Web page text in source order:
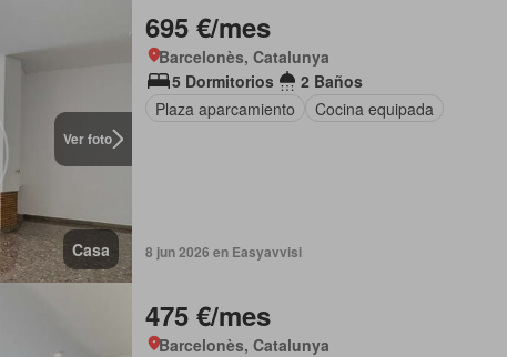
Ver foto
Casa
695 €/mes
Barcelonès, Catalunya
5 Dormitorios
2 Baños
Plaza aparcamiento
Cocina equipada
8 jun 2026 en Easyavvisi
475 €/mes
Barcelonès, Catalunya